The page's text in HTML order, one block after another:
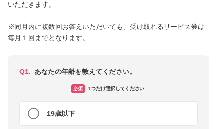
いただきます。
※同月内に複数回お答えいただいても、受け取れるサービス券は
Q1. あなたの年齢を教えてください。
必須 1つだけ選択してください
19歳以下